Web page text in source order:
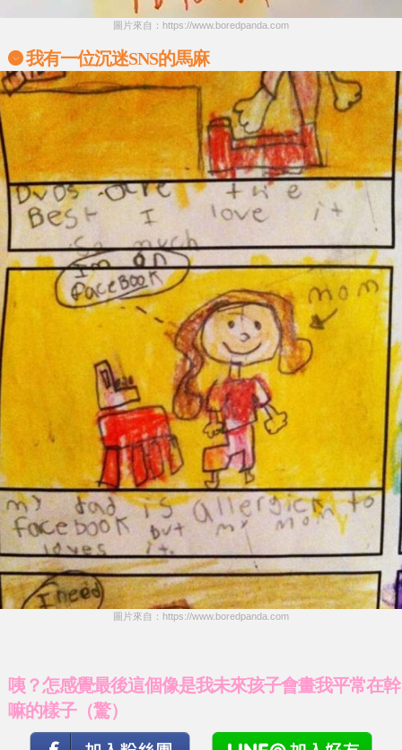
圖片來自：https://www.boredpanda.com
我有一位沉迷SNS的馬麻
圖片來自：https://www.boredpanda.com
咦？怎感覺最後這個像是我未來孩子會畫我平常在幹
嘛的樣子（驚）